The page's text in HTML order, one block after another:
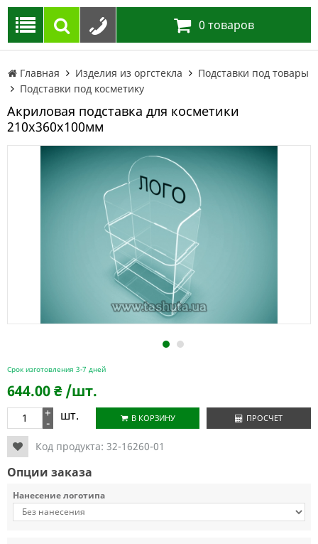
0 товаров
Главная Изделия из оргстекла
Подставки под товары
Подставки под косметику
Акриловая подставка для косметики
210х360х100мм
1 2
Срок изготовления 3-7 дней
644.00₴ /шт.
+
- шт. В КОРЗИНУ ПРОСЧЕТ
Код продукта: 32-16260-01
Опции заказа
Нанесение логотипа